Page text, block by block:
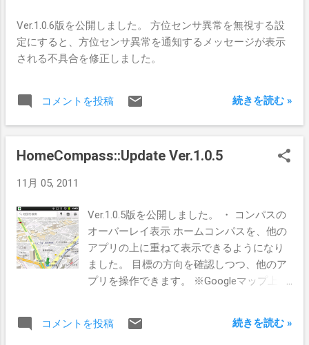
レバ Aaftab Munshi ピアソン桐原 2009-11-
01 Amazonで最安値を探す 楽天ブックスで
最安値を探す 7netで最安値を探す bk1で最
安値を探す ブックオフで最安値を探す e-
Ver.1.0.6版を公開しました。 方位センサ異常を無視する設
定にすると、方位センサ異常を通知するメッセージが表示
される不具合を修正しました。
コメントを投稿 続きを読む »
HomeCompass::Update Ver.1.0.5
11月 05, 2011
Ver.1.0.5版を公開しました。 ・ コンパスの
オーバーレイ表示 ホームコンパスを、他の
アプリの上に重ねて表示できるようになり
ました。 目標の方向を確認しつつ、他のア
プリを操作できます。 ※Googleマップ上に
コメントを投稿 続きを読む »